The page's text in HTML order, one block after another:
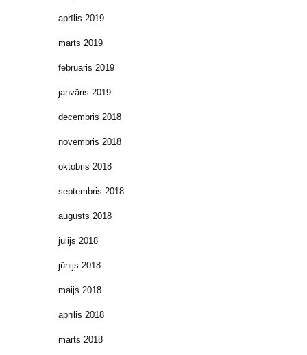
aprīlis 2019
marts 2019
februāris 2019
janvāris 2019
decembris 2018
novembris 2018
oktobris 2018
septembris 2018
augusts 2018
jūlijs 2018
jūnijs 2018
maijs 2018
aprīlis 2018
marts 2018